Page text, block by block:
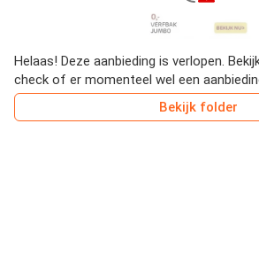
Helaas! Deze aanbieding is verlopen.
check of er momenteel wel een
Bekijk folder